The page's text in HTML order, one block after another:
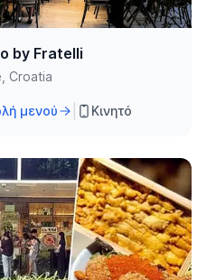
by Fratelli
Croatia
μενού Κινητό